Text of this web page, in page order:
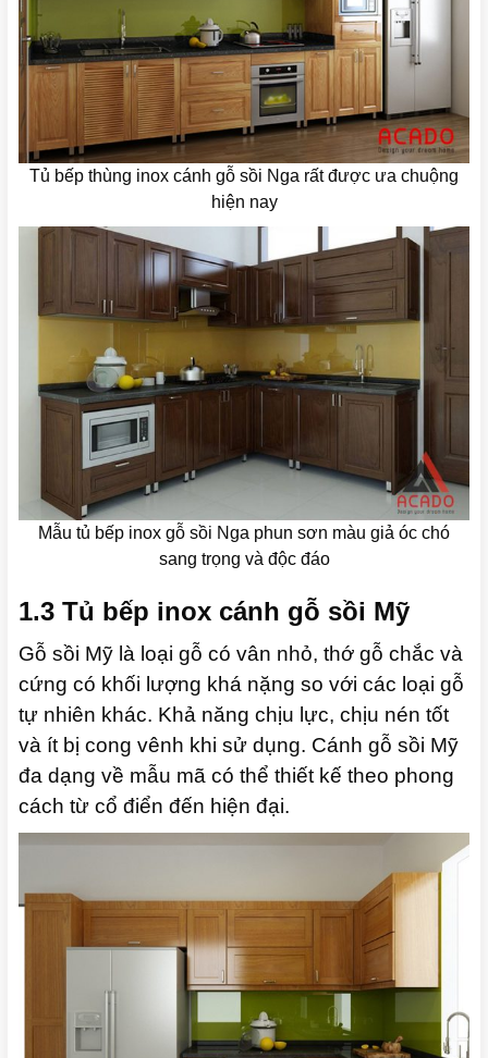
Tủ bếp thùng inox cánh gỗ sồi Nga rất được ưa chuộng
hiện nay
Mẫu tủ bếp inox gỗ sồi Nga phun sơn màu giả óc chó
sang trọng và độc đáo
1.3 Tủ bếp inox cánh gỗ sồi Mỹ
Gỗ sồi Mỹ là loại gỗ có vân nhỏ, thớ gỗ chắc và
cứng có khối lượng khá nặng so với các loại gỗ
tự nhiên khác. Khả năng chịu lực, chịu nén tốt
và ít bị cong vênh khi sử dụng. Cánh gỗ sồi Mỹ
đa dạng về mẫu mã có thể thiết kế theo phong
cách từ cổ điển đến hiện đại.